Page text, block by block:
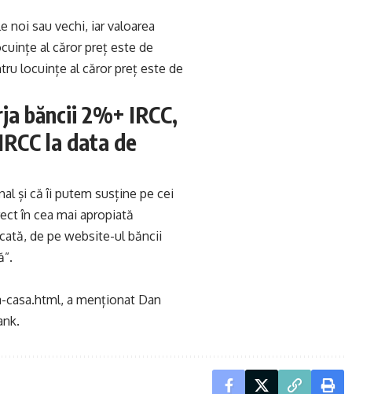
noi sau vechi, iar valoarea
al căror preț este de
locuințe al căror preț este de
băncii 2%+ IRCC,
la data de
și că îi putem susține pe cei
în cea mai apropiată
de pe website-ul băncii
casa.html, a menționat Dan